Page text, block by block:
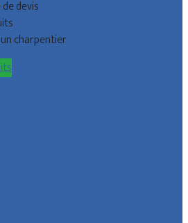
devis
charpentier